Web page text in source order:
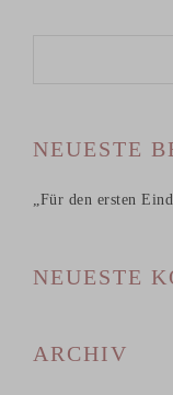
NEUESTE
„Für den ersten
NEUESTE
ARCHIV